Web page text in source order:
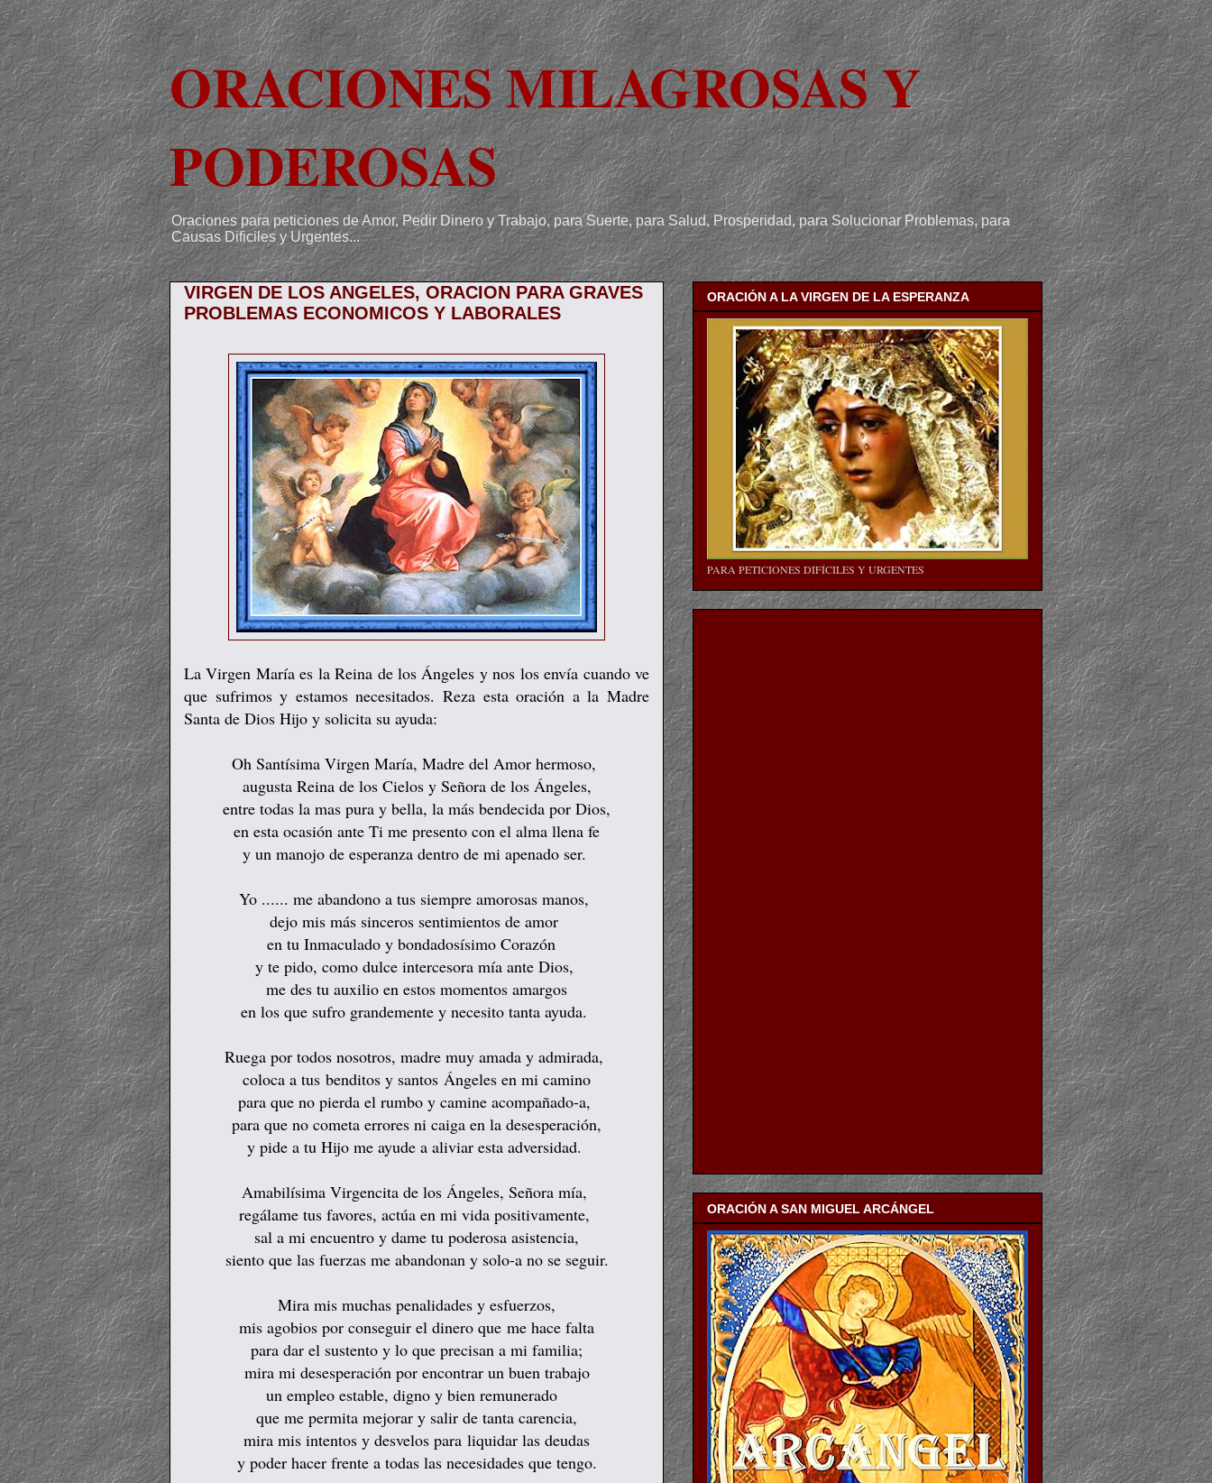
ORACIONES MILAGROSAS Y
PODEROSAS
Oraciones para peticiones de Amor, Pedir Dinero y Trabajo, para Suerte, para Salud, Prosperidad, para Solucionar Problemas, para
Causas Dificiles y Urgentes...
VIRGEN DE LOS ANGELES, ORACION PARA GRAVES
PROBLEMAS ECONOMICOS Y LABORALES
La Virgen María es la Reina de los Ángeles y nos los envía cuando ve
que sufrimos y estamos necesitados. Reza esta oración a la Madre
Santa de Dios Hijo y solicita su ayuda:
Oh Santísima Virgen María, Madre del Amor hermoso,
augusta Reina de los Cielos y Señora de los Ángeles,
entre todas la mas pura y bella, la más bendecida por Dios,
en esta ocasión ante Ti me presento con el alma llena fe
y un manojo de esperanza dentro de mi apenado ser.
Yo ...... me abandono a tus siempre amorosas manos,
dejo mis más sinceros sentimientos de amor
en tu Inmaculado y bondadosísimo Corazón
y te pido, como dulce intercesora mía ante Dios,
me des tu auxilio en estos momentos amargos
en los que sufro grandemente y necesito tanta ayuda.
Ruega por todos nosotros, madre muy amada y admirada,
coloca a tus benditos y santos Ángeles en mi camino
para que no pierda el rumbo y camine acompañado-a,
para que no cometa errores ni caiga en la desesperación,
y pide a tu Hijo me ayude a aliviar esta adversidad.
Amabilísima Virgencita de los Ángeles, Señora mía,
regálame tus favores, actúa en mi vida positivamente,
sal a mi encuentro y dame tu poderosa asistencia,
siento que las fuerzas me abandonan y solo-a no se seguir.
Mira mis muchas penalidades y esfuerzos,
mis agobios por conseguir el dinero que me hace falta
para dar el sustento y lo que precisan a mi familia;
mira mi desesperación por encontrar un buen trabajo
un empleo estable, digno y bien remunerado
que me permita mejorar y salir de tanta carencia,
mira mis intentos y desvelos para liquidar las deudas
y poder hacer frente a todas las necesidades que tengo.
ORACIÓN A LA VIRGEN DE LA ESPERANZA
PARA PETICIONES DIFÍCILES Y URGENTES
ORACIÓN A SAN MIGUEL ARCÁNGEL